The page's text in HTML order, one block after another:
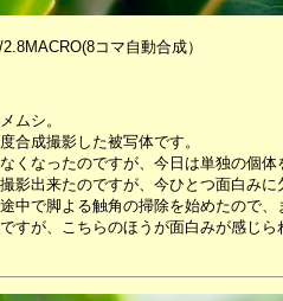
コマ自動合成）
ムシ。
合成撮影した被写体です。
くなったのですが、今日は単独の個体
影出来たのですが、今ひとつ面白みに
中で脚よる触角の掃除を始めたので
すが、こちらのほうが面白みが感じら